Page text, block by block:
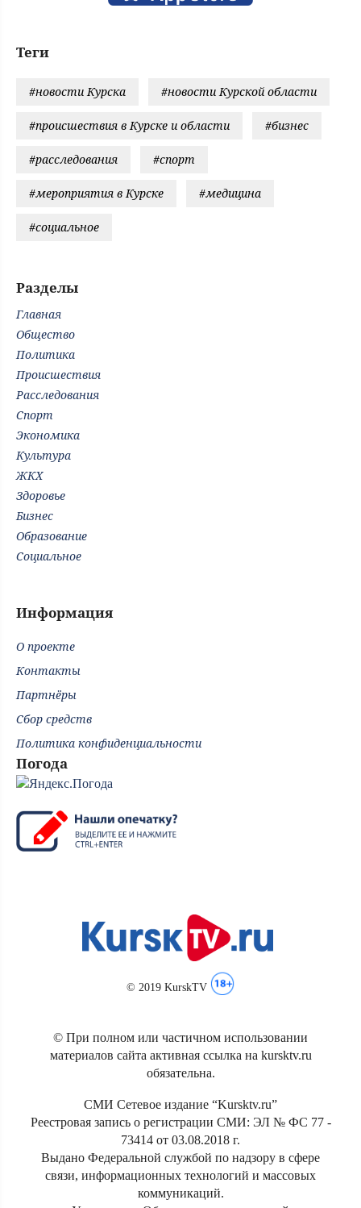
Теги
#новости Курска #новости Курской области
#происшествия в Курске и области #бизнес
#расследования #спорт
#мероприятия в Курске #медицина
#социальное
Разделы
Главная
Общество
Политика
Происшествия
Расследования
Спорт
Экономика
Культура
ЖКХ
Здоровье
Бизнес
Образование
Социальное
Информация
О проекте
Контакты
Партнёры
Сбор средств
Политика конфиденциальности
Погода
© 2019 KurskTV
© При полном или частичном использовании
материалов сайта активная ссылка на kursktv.ru
обязательна.
СМИ Сетевое издание “Kursktv.ru”
Реестровая запись о регистрации СМИ: ЭЛ № ФС 77 -
73414 от 03.08.2018 г.
Выдано Федеральной службой по надзору в сфере
связи, информационных технологий и массовых
коммуникаций.